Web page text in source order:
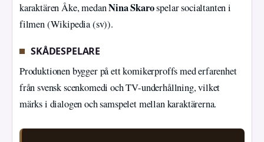
karaktären Åke, medanNina Skarospelar socialtanten i
filmen (Wikipedia (sv)).
SKÅDESPELARE
Produktionen bygger på ett komikerproffs med erfarenhet
från svensk scenkomedi och TV-underhållning, vilket
märks i dialogen och samspelet mellan karaktärerna.